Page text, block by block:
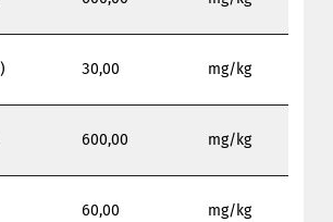
30,00 mg/kg
600,00 mg/kg
60,00 mg/kg